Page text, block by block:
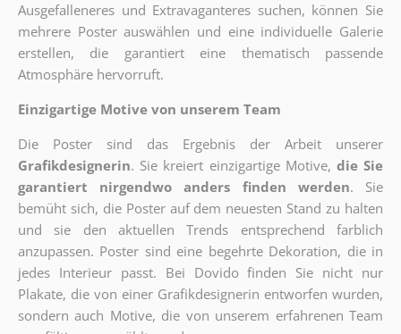
Ausgefalleneres und Extravaganteres suchen, können Sie
mehrere Poster auswählen und eine individuelle Galerie
erstellen, die garantiert eine thematisch passende
Atmosphäre hervorruft.
Einzigartige Motive von unserem Team
Die Poster sind das Ergebnis der Arbeit unserer
Grafikdesignerin. Sie kreiert einzigartige Motive, die Sie
garantiert nirgendwo anders finden werden. Sie
bemüht sich, die Poster auf dem neuesten Stand zu halten
und sie den aktuellen Trends entsprechend farblich
anzupassen. Poster sind eine begehrte Dekoration, die in
jedes Interieur passt. Bei Dovido finden Sie nicht nur
Plakate, die von einer Grafikdesignerin entworfen wurden,
sondern auch Motive, die von unserem erfahrenen Team